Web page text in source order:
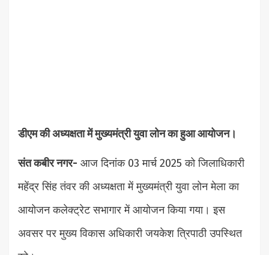
डीएम की अध्यक्षता में मुख्यमंत्री युवा लोन का हुआ आयोजन।
संत कबीर नगर- आज दिनांक 03 मार्च 2025 को जिलाधिकारी
महेंद्र सिंह तंवर की अध्यक्षता में मुख्यमंत्री युवा लोन मेला का
आयोजन कलेक्ट्रेट सभागार में आयोजन किया गया। इस
अवसर पर मुख्य विकास अधिकारी जयकेश त्रिपाठी उपस्थित